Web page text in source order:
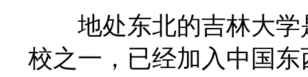
地处东北的吉林大学
校之一，已经加入中国